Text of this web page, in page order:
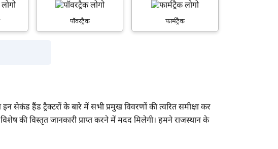
पॉवरट्रैक फार्मट्रैक
सेकंड हैंड ट्रैक्टरों के बारे में सभी प्रमुख विवरणों की त्वरित समीक्षा कर
की विस्तृत जानकारी प्राप्त करने में मदद मिलेगी। हमने राजस्थान के